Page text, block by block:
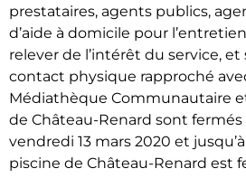
prestataires, agents publics,
d’aide à domicile pour
relever de l’intérêt du service, et
contact physique rapproché
Médiathèque Communautaire
de Château-Renard sont
vendredi 13 mars 2020 et
piscine de Château-Renard est